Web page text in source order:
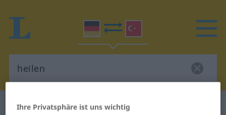
Deutsch-Türkisch Wörterbuch
Ihre Privatsphäre ist uns wichtig